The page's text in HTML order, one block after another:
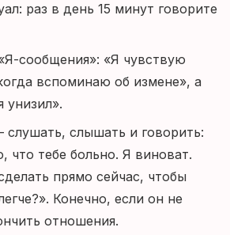
раз в день 15 минут говорите
сообщения»: «Я чувствую
вспоминаю об измене», а
унизил».
слушать, слышать и говорить:
что тебе больно. Я виноват.
прямо сейчас, чтобы
Конечно, если он не
отношения.